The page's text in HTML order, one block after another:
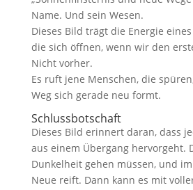
Name. Und sein Wesen.
Dieses Bild trägt die Energie
die sich öffnen, wenn wir den
Nicht vorher.
Es ruft jene Menschen, die
Weg sich gerade neu formt.
Schlussbotschaft
Dieses Bild erinnert daran, dass
aus einem Übergang hervorgeht.
Dunkelheit gehen müssen, und
Neue reift. Dann kann es mit